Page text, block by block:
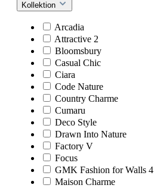
Kollektion
Arcadia
Attractive 2
Bloomsbury
Casual Chic
Ciara
Code Nature
Country Charme
Cumaru
Deco Style
Drawn Into Nature
Factory V
Focus
GMK Fashion for Walls 4
Maison Charme